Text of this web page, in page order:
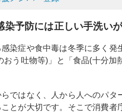
染予防には正しい手洗い
染症や食中毒は冬季に多く発
おう吐物等)」と「食品(十分加
ではなく、人から人へのパタ
とが大切です。そこで消費者